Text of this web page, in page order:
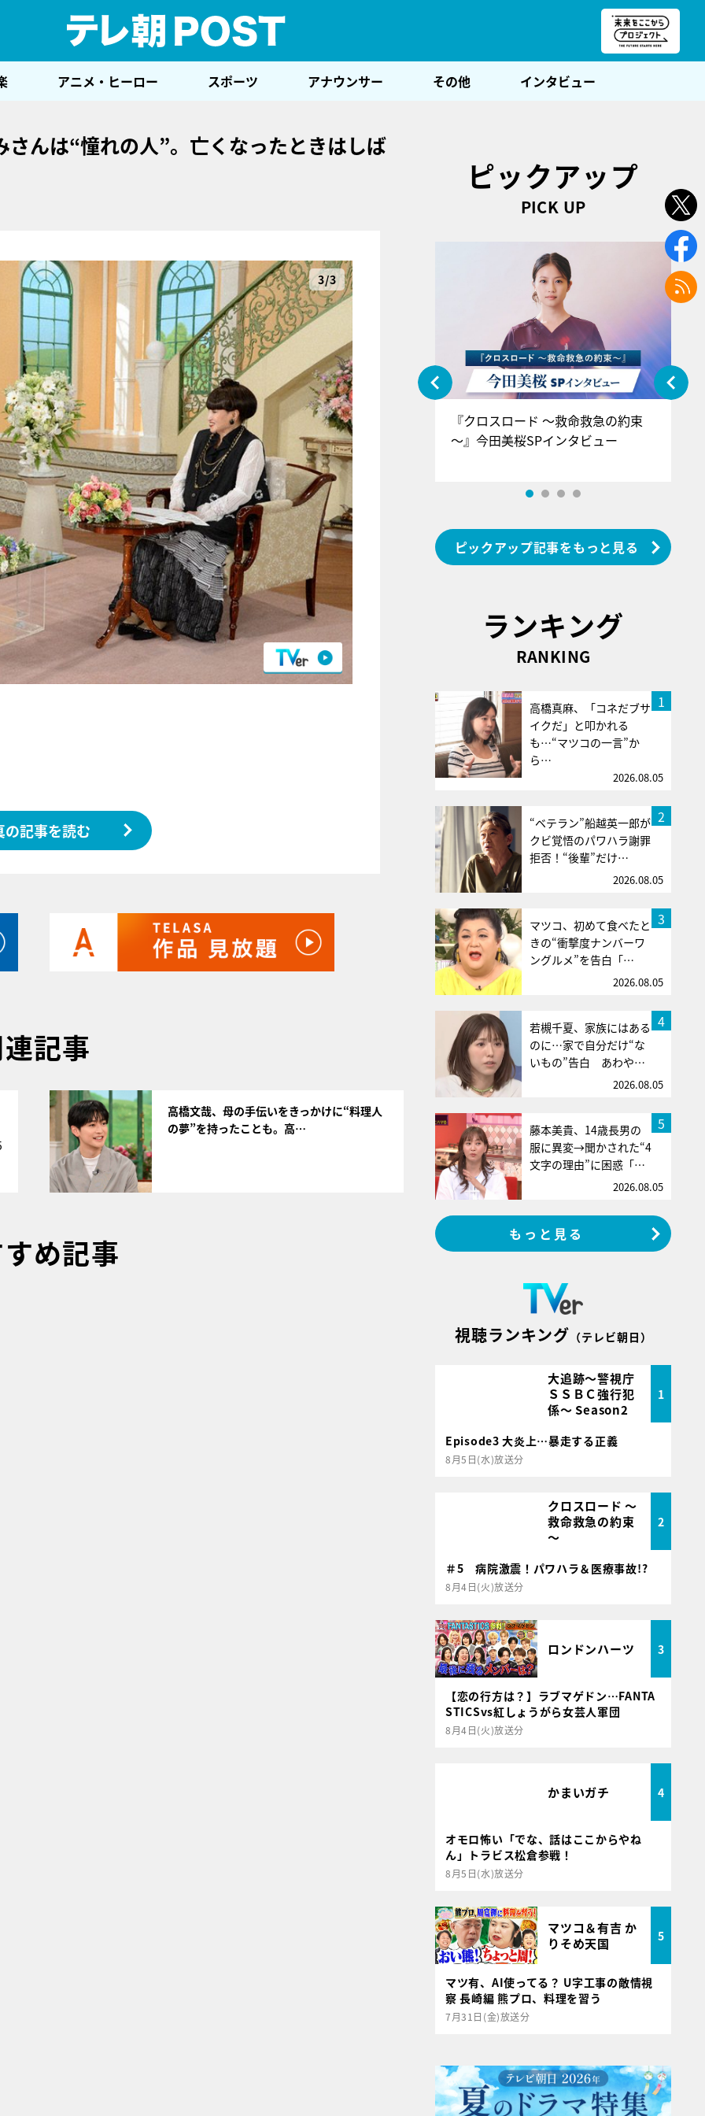
アニメ・ヒーロー スポーツ アナウンサー その他 インタビュー
んは“憧れの人”。亡くなったときはしば
3/3
の記事を読む
記事
高橋文哉、母の手伝いをきっかけに“料理人
の夢”を持ったことも。高…
め記事
ピックアップ
PICK UP
『アイ＝ラブ！げーみんぐ』＝LOV
E齋藤樹愛羅＆佐々木舞香SPインタ
ビュー
『クロスロード ～救命救急の約束
～』今田美桜SPインタビュー
ピックアップ記事をもっと見る
ランキング
RANKING
1
高橋真麻、「コネだブサ
イクだ」と叩かれる
も…“マツコの一言”か
ら…
2026.08.05
2
“ベテラン”船越英一郎が
クビ覚悟のパワハラ謝罪
拒否！“後輩”だけ…
2026.08.05
3
マツコ、初めて食べたと
きの“衝撃度ナンバーワ
ングルメ”を告白「…
2026.08.05
4
若槻千夏、家族にはある
のに…家で自分だけ“な
いもの”告白 あわや…
2026.08.05
5
藤本美貴、14歳長男の
服に異変→聞かされた“4
文字の理由”に困惑「…
2026.08.05
もっと見る
視聴ランキング （テレビ朝日）
大追跡～警視庁
ＳＳＢＣ強行犯
係～ Season2
1
Episode3 大炎上…暴走する正義
8月5日(水)放送分
クロスロード ～
救命救急の約束
～
2
＃5 病院激震！パワハラ＆医療事故!?
8月4日(火)放送分
ロンドンハーツ 3
【恋の行方は？】ラブマゲドン…FANTA
STICSvs紅しょうがら女芸人軍団
8月4日(火)放送分
かまいガチ 4
オモロ怖い「でな、話はここからやね
ん」トラビス松倉参戦！
8月5日(水)放送分
マツコ＆有吉 か
りそめ天国
5
マツ有、AI使ってる？ U字工事の敵情視
察 長崎編 熊プロ、料理を習う
7月31日(金)放送分